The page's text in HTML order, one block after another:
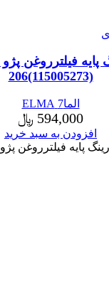
206(115005273)
الما7 ELMA
594,000 ﷼
افزودن به سبد خرید
پایه فیلترروغن پژو206